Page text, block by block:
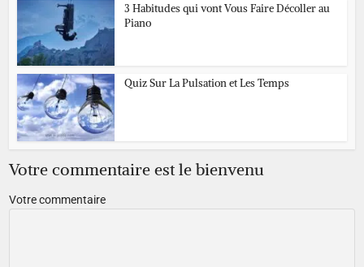
3 Habitudes qui vont Vous Faire Décoller au
Piano
Quiz Sur La Pulsation et Les Temps
Votre commentaire est le bienvenu
Votre commentaire